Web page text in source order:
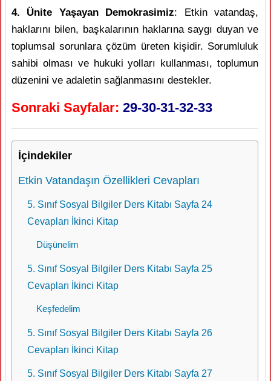
4. Ünite Yaşayan Demokrasimiz: Etkin vatandaş,
haklarını bilen, başkalarının haklarına saygı duyan ve
toplumsal sorunlara çözüm üreten kişidir. Sorumluluk
sahibi olması ve hukuki yolları kullanması, toplumun
düzenini ve adaletin sağlanmasını destekler.
Sonraki Sayfalar: 29-30-31-32-33
İçindekiler
Etkin Vatandaşın Özellikleri Cevapları
5. Sınıf Sosyal Bilgiler Ders Kitabı Sayfa 24
Cevapları İkinci Kitap
Düşünelim
5. Sınıf Sosyal Bilgiler Ders Kitabı Sayfa 25
Cevapları İkinci Kitap
Keşfedelim
5. Sınıf Sosyal Bilgiler Ders Kitabı Sayfa 26
Cevapları İkinci Kitap
5. Sınıf Sosyal Bilgiler Ders Kitabı Sayfa 27